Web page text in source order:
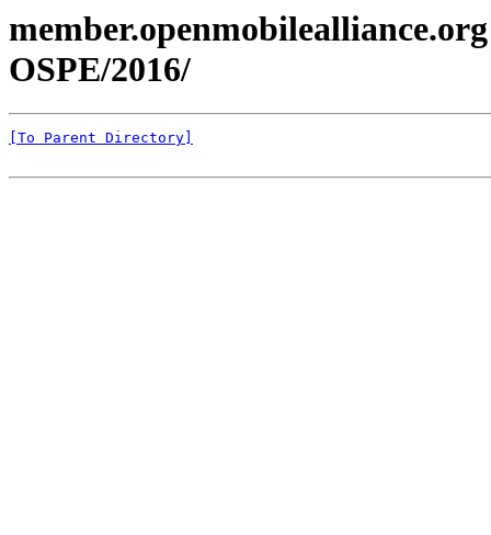
OSPE/2016/
[To Parent Directory]